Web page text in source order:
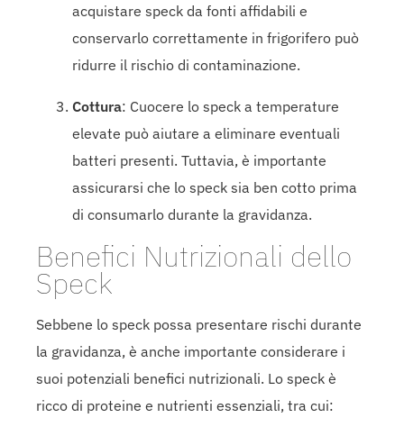
acquistare speck da fonti affidabili e
conservarlo correttamente in frigorifero può
ridurre il rischio di contaminazione.
Cottura: Cuocere lo speck a temperature
elevate può aiutare a eliminare eventuali
batteri presenti. Tuttavia, è importante
assicurarsi che lo speck sia ben cotto prima
di consumarlo durante la gravidanza.
Benefici Nutrizionali dello
Speck
Sebbene lo speck possa presentare rischi durante
la gravidanza, è anche importante considerare i
suoi potenziali benefici nutrizionali. Lo speck è
ricco di proteine ​​e nutrienti essenziali, tra cui: